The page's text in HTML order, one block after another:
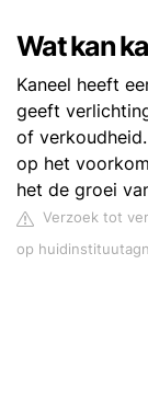
Wat kan
Kaneel heeft
geeft
of
op het
het de groei
Verzoek tot
op